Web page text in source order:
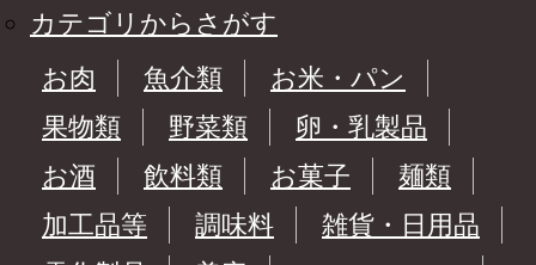
カテゴリからさがす
お肉
魚介類
お米・パン
果物類
野菜類
卵・乳製品
お酒
飲料類 お菓子
麺類
加工品等
調味料
雑貨・日用品